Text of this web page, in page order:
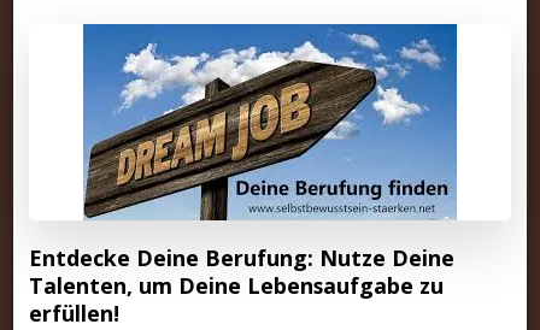
Entdecke Deine Berufung: Nutze Deine
Talenten, um Deine Lebensaufgabe zu
erfüllen!